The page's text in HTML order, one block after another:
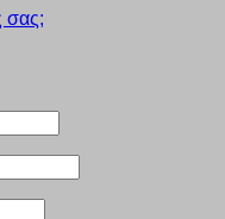
σας;